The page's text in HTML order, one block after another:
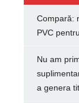
Compară:
PVC
Nu am
a genera